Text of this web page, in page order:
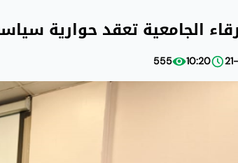
الجامعية تعقد حوارية
10:20
555